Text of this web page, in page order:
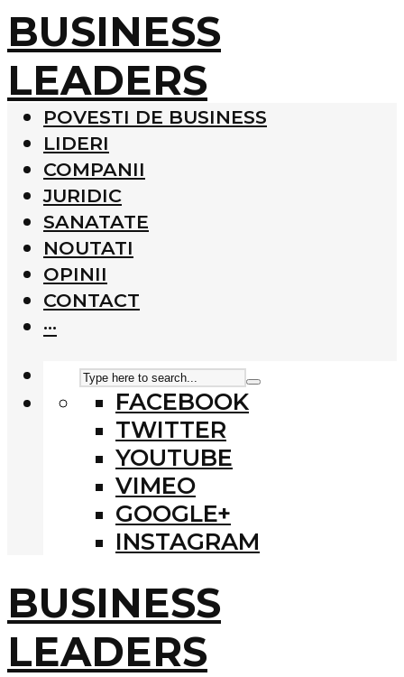
BUSINESS
LEADERS
POVESTI DE BUSINESS
LIDERI
COMPANII
JURIDIC
SANATATE
NOUTATI
OPINII
CONTACT
···
FACEBOOK
TWITTER
YOUTUBE
VIMEO
GOOGLE+
INSTAGRAM
BUSINESS
LEADERS